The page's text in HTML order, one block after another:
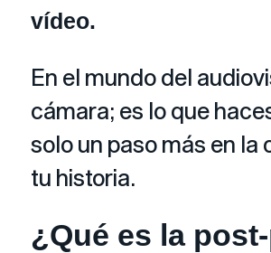
vídeo.
En el mundo del
cámara; es lo que
solo un paso más en
tu historia.
¿Qué es la